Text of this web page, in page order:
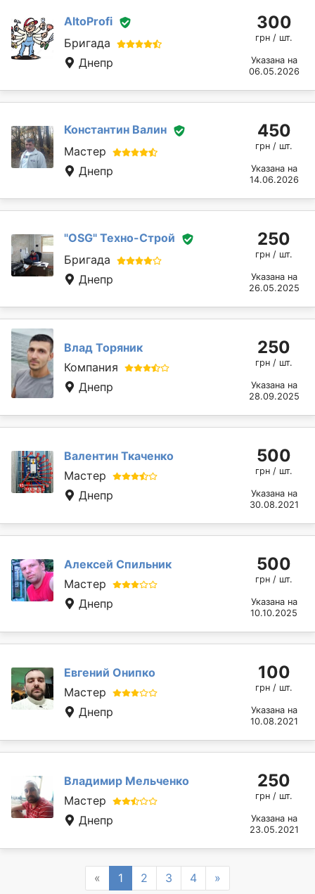
AltoProfi
Бригада
Днепр
300
грн / шт.
Указана на
06.05.2026
Константин Валин
Мастер
Днепр
450
грн / шт.
Указана на
14.06.2026
"OSG" Техно-Строй
Бригада
Днепр
250
грн / шт.
Указана на
26.05.2025
Влад Торяник
Компания
Днепр
250
грн / шт.
Указана на
28.09.2025
Валентин Ткаченко
Мастер
Днепр
500
грн / шт.
Указана на
30.08.2021
Алексей Спильник
Мастер
Днепр
500
грн / шт.
Указана на
10.10.2025
Евгений Онипко
Мастер
Днепр
100
грн / шт.
Указана на
10.08.2021
Владимир Мельченко
Мастер
Днепр
250
грн / шт.
Указана на
23.05.2021
« Previous
1 2 3 4 »